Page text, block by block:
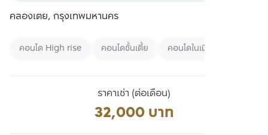
คลองเตย, กรุงเทพมหานคร
คอนโด High rise คอนโดชั้นเตี้ย คอนโดในเมือง
ราคาเช่า (ต่อเดือน)
32,000 บาท